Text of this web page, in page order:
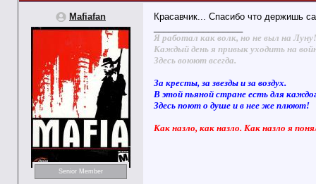
Mafiafan
Senior Member
Красавчик... Спасибо что держишь
Я работал как волк, но не выл на Луну!
Каждый день я привык уходить на
Здесь воюют всегда.
За кресты, за звезды и за воздух.
В этой пьяной стране есть для
Здесь поют о душе и в нее же плюют!
Как назло, как назло. Как назло я